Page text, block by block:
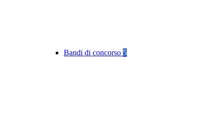
Bandi di concorso 5